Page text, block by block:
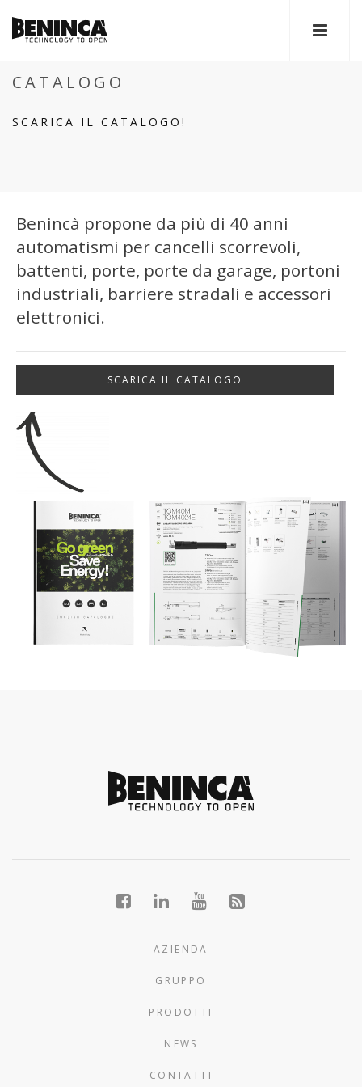
CATALOGO
SCARICA IL CATALOGO!
Benincà propone da più di 40 anni
automatismi per cancelli scorrevoli,
battenti, porte, porte da garage, portoni
industriali, barriere stradali e accessori
elettronici.
SCARICA IL CATALOGO
AZIENDA
GRUPPO
PRODOTTI
NEWS
CONTATTI